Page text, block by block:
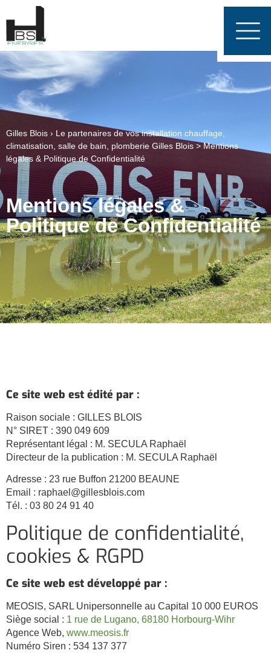
Gilles Blois › Le partenaires de vos installation chauffage,
climatisation, salle de bain, plomberie Gilles Blois>Mentions
légales & Politique de Confidentialité
Mentions légales &
Politique de Confidentialité
Ce site web est édité par :
Raison sociale : GILLES BLOIS
N° SIRET : 390 049 609
Représentant légal : M. SECULA Raphaël
Directeur de la publication : M. SECULA Raphaël
Adresse : 23 rue Buffon 21200 BEAUNE
Email : raphael@gillesblois.com
Tél. : 03 80 24 91 40
Politique de confidentialité,
cookies & RGPD
Ce site web est développé par :
MEOSIS, SARL Unipersonnelle au Capital 10 000 EUROS
Siège social : 1 rue de Lugano, 68180 Horbourg-Wihr
Agence Web, www.meosis.fr
Numéro Siren : 534 137 377